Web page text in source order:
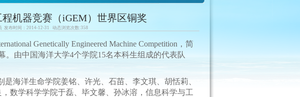
机器竞赛（iGEM）世界区铜奖
发布时间：2014-12-31 动态浏览次数:358
Genetically Engineered Machine Competition，简
由中国海洋大学4个学院15名本科生组成的代表队
是海洋生命学院姜铭、许光、石苗、李文琪、胡恬莉、
数学科学学院于磊、毕文馨、孙冰溶，信息科学与工